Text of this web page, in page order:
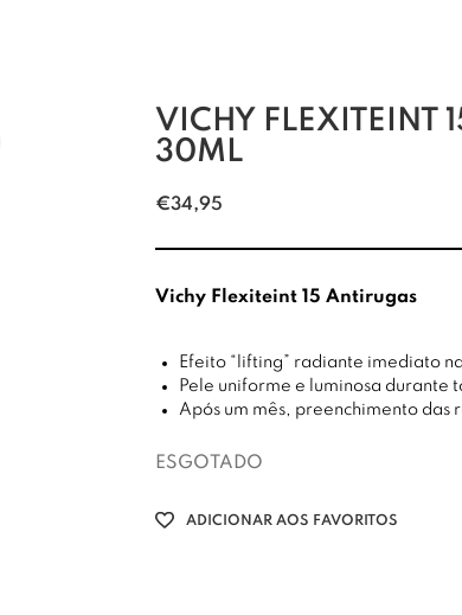
VICHY FLEXITEINT
30ML
€34,95
Vichy Flexiteint 15 Antirugas
Efeito “lifting” radiante imediato
Pele uniforme e luminosa durante
Após um mês, preenchimento das
ESGOTADO
ADICIONAR AOS FAVORITOS